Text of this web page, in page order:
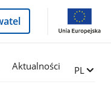
Aktualności Zmień
PL